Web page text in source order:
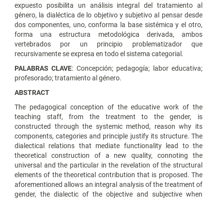
expuesto posibilita un análisis integral del tratamiento al
género, la dialéctica de lo objetivo y subjetivo al pensar desde
dos componentes, uno, conforma la base sistémica y el otro,
forma una estructura metodológica derivada, ambos
vertebrados por un principio problematizador que
recursivamente se expresa en todo el sistema categorial.
PALABRAS CLAVE: Concepción; pedagogía; labor educativa;
profesorado; tratamiento al género.
ABSTRACT
The pedagogical conception of the educative work of the
teaching staff, from the treatment to the gender, is
constructed through the systemic method, reason why its
components, categories and principle justify its structure. The
dialectical relations that mediate functionality lead to the
theoretical construction of a new quality, connoting the
universal and the particular in the revelation of the structural
elements of the theoretical contribution that is proposed. The
aforementioned allows an integral analysis of the treatment of
gender, the dialectic of the objective and subjective when